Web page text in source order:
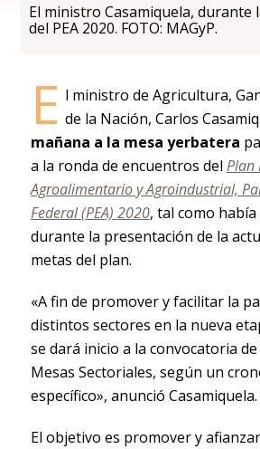
El ministro Casamiquela, durante
del PEA 2020. FOTO: MAGyP.
E l ministro de Agricultura,
de la Nación, Carlos
mañana a la mesa yerbatera
a la ronda de encuentros del Plan
Agroalimentario y Agroindustrial,
Federal(PEA) 2020, tal como
durante la presentación de la
metas del plan.
«A fin de promover y facilitar la
distintos sectores en la nueva
se dará inicio a la convocatoria
Mesas Sectoriales, según un
específico», anunció Casamiquela.
El objetivo es promover y